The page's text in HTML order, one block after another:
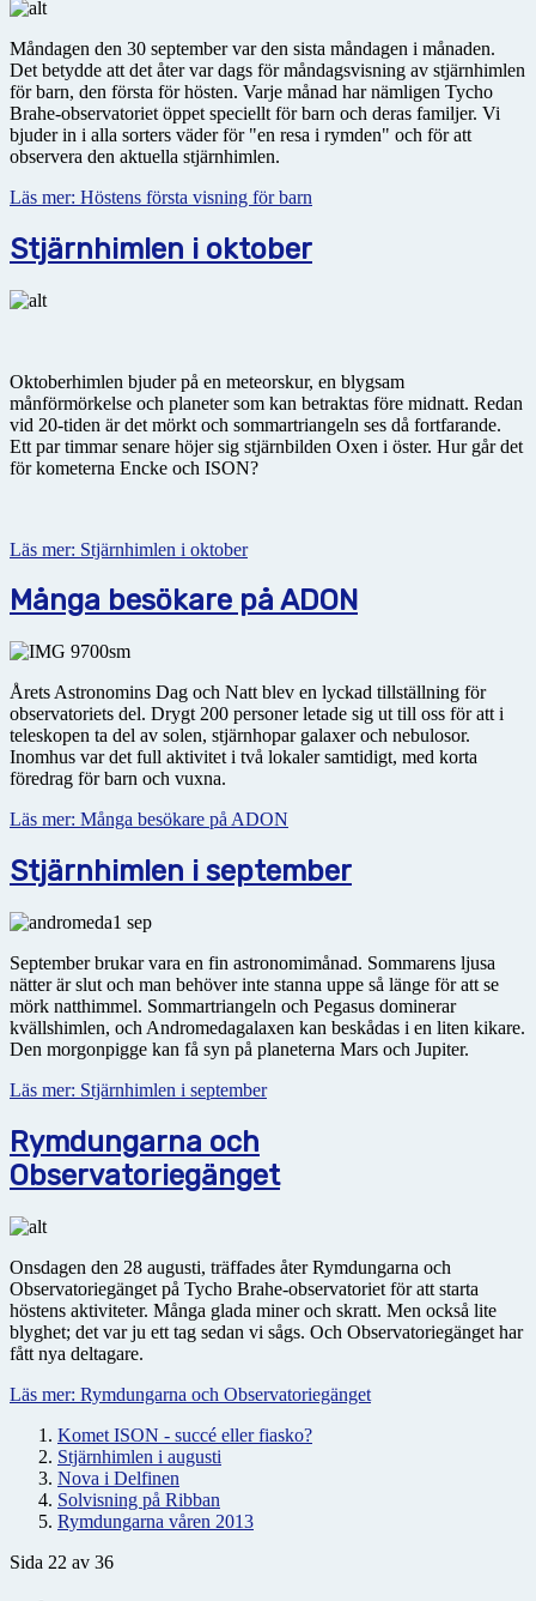
Måndagen den 30 september var den sista måndagen i månaden.
Det betydde att det åter var dags för måndagsvisning av stjärnhimlen
för barn, den första för hösten. Varje månad har nämligen Tycho
Brahe-observatoriet öppet speciellt för barn och deras familjer. Vi
bjuder in i alla sorters väder för "en resa i rymden" och för att
observera den aktuella stjärnhimlen.
Läs mer: Höstens första visning för barn
Stjärnhimlen i oktober
Oktoberhimlen bjuder på en meteorskur, en blygsam
månförmörkelse och planeter som kan betraktas före midnatt. Redan
vid 20-tiden är det mörkt och sommartriangeln ses då fortfarande.
Ett par timmar senare höjer sig stjärnbilden Oxen i öster. Hur går det
för kometerna Encke och ISON?
Läs mer: Stjärnhimlen i oktober
Många besökare på ADON
Årets Astronomins Dag och Natt blev en lyckad tillställning för
observatoriets del. Drygt 200 personer letade sig ut till oss för att i
teleskopen ta del av solen, stjärnhopar galaxer och nebulosor.
Inomhus var det full aktivitet i två lokaler samtidigt, med korta
föredrag för barn och vuxna.
Läs mer: Många besökare på ADON
Stjärnhimlen i september
September brukar vara en fin astronomimånad. Sommarens ljusa
nätter är slut och man behöver inte stanna uppe så länge för att se
mörk natthimmel. Sommartriangeln och Pegasus dominerar
kvällshimlen, och Andromedagalaxen kan beskådas i en liten kikare.
Den morgonpigge kan få syn på planeterna Mars och Jupiter.
Läs mer: Stjärnhimlen i september
Rymdungarna och
Observatoriegänget
Onsdagen den 28 augusti, träffades åter Rymdungarna och
Observatoriegänget på Tycho Brahe-observatoriet för att starta
höstens aktiviteter. Många glada miner och skratt. Men också lite
blyghet; det var ju ett tag sedan vi sågs. Och Observatoriegänget har
fått nya deltagare.
Läs mer: Rymdungarna och Observatoriegänget
Komet ISON - succé eller fiasko?
Stjärnhimlen i augusti
Nova i Delfinen
Solvisning på Ribban
Rymdungarna våren 2013
Sida 22 av 36